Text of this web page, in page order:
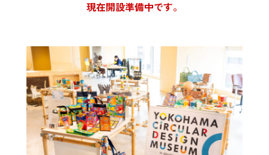
現在開設準備中です。